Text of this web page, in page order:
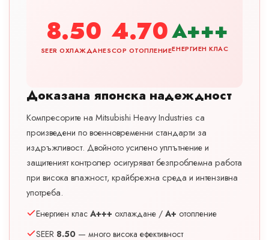
8.50
SEER ОХЛАЖДАНЕ
4.70
SCOP ОТОПЛЕНИЕ
A+++
ЕНЕРГИЕН КЛАС
Доказана японска надеждност
Компресорите на Mitsubishi Heavy Industries са
произведени по военновременни стандарти за
издръжливост. Двойното усилено уплътнение и
защитеният контролер осигуряват безпроблемна работа
при висока влажност, крайбрежна среда и интензивна
употреба.
Енергиен клас A+++ охлаждане / A+ отопление
SEER 8.50 — много висока ефективност